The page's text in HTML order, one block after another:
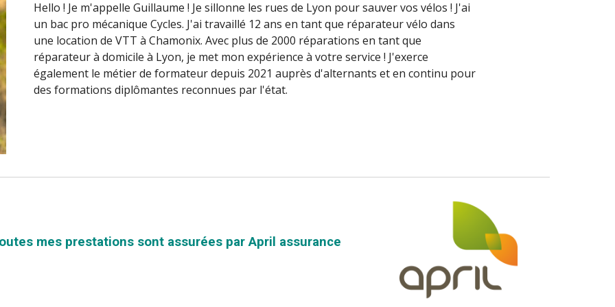
Hello ! Je m'appelle Guillaume ! Je sillonne les rues de Lyon pour sauver vos vélos ! J'ai
un bac pro mécanique Cycles. J'ai travaillé 12 ans en tant que réparateur vélo dans
une location de VTT à Chamonix. Avec plus de 2000 réparations en tant que
réparateur à domicile à Lyon, je met mon expérience à votre service ! J'exerce
également le métier de formateur depuis 2021 auprès d'alternants et en continu pour
des formations diplômantes reconnues par l'état.
mes prestations sont assurées par April assurance